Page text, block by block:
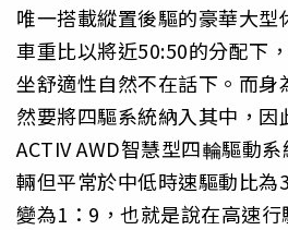
唯一搭載縱置後驅的豪華大
車重比以將近50:50的分配下
坐舒適性自然不在話下。而身
然要將四驅系統納入其中，因
ACTIV AWD智慧型四輪驅動
輛但平常於中低時速驅動比為
變為1：9，也就是說在高速